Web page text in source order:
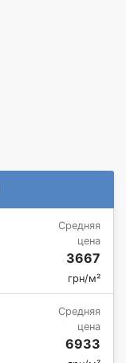
Средняя
цена
3667
грн/м²
Средняя
цена
6933